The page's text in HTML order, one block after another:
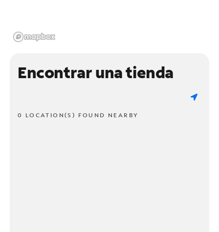
Encontrar una tienda
0 LOCATION(S) FOUND NEARBY